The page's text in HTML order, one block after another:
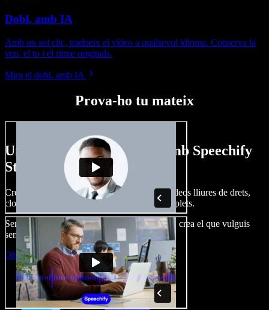
Dobl. amb IA
Amb un sol clic, tradueix el vídeo a qualsevol idioma. Conserva la
veu, el to i el ritme originals.
Mira el dobl. amb IA
Prova-ho tu mateix
Un tastet del que pots fer amb Speechify
Studio.
Crea dobl. de veu, afegeix imatges, àudio, vídeos lliures de drets,
clona veus i munta projectes multimèdia complets.
Sense corba d’aprenentatge, tot al navegador: crea el que vulguis
sense els límits de sempre.
Obre l'Studio